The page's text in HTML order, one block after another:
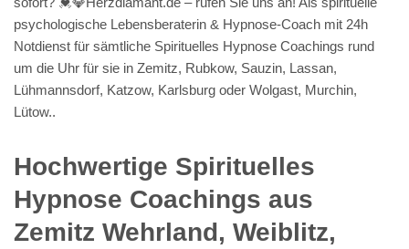
psychologische Lebensberaterin & Hypnose-Coach mit 24h
Notdienst für sämtliche Spirituelles Hypnose Coachings rund
um die Uhr für sie in Zemitz, Rubkow, Sauzin, Lassan,
Lühmannsdorf, Katzow, Karlsburg oder Wolgast, Murchin,
Lütow..
Hochwertige Spirituelles
Hypnose Coachings aus
Zemitz Wehrland, Weiblitz,